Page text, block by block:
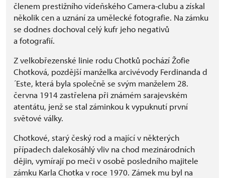
členem prestižního vídeňského Camera-clubu a získal
několik cen a uznání za umělecké fotografie. Na zámku
se dodnes dochoval celý kufr jeho negativů
a fotografií.
Z velkobřezenské linie rodu Chotků pochází Žofie
Chotková, pozdější manželka arcivévody Ferdinanda d
´Este, která byla společně se svým manželem 28.
června 1914 zastřelena při známém sarajevském
atentátu, jenž se stal záminkou k vypuknutí první
světové války.
Chotkové, starý český rod a mající v některých
případech dalekosáhlý vliv na chod mezinárodních
dějin, vymírají po meči v osobě posledního majitele
zámku Karla Chotka v roce 1970. Zámek mu byl na